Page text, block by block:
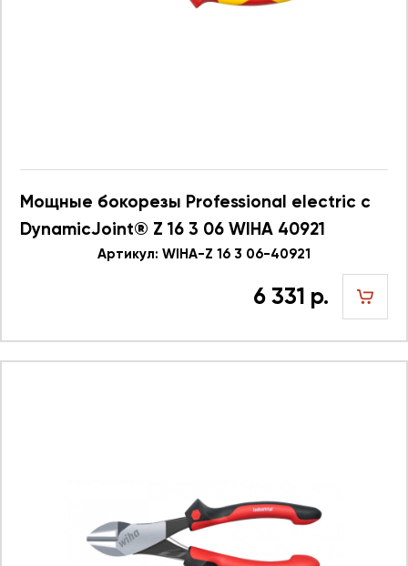
Мощные бокорезы Professional electric с
DynamicJoint® Z 16 3 06 WIHA 40921
Артикул: WIHA-Z 16 3 06-40921
6 331 р.